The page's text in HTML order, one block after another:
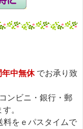
年中無休でお承り致
ンビニ・銀行・郵
。
料をｅパスタイムで